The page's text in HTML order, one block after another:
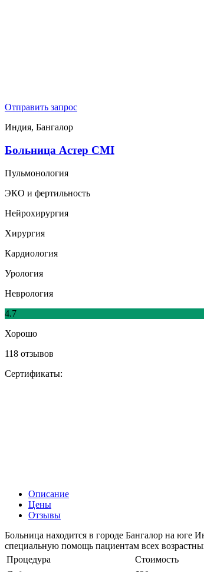
Отправить запрос
Индия, Бангалор
Больница Астер CMI
Пульмонология
ЭКО и фертильность
Нейрохирургия
Хирургия
Кардиология
Урология
Неврология
4.7
Хорошо
118 отзывов
Сертификаты:
Описание
Цены
Отзывы
Больница находится в городе Бангалор на
специальную помощь пациентам всех
Процедура
Стоимость